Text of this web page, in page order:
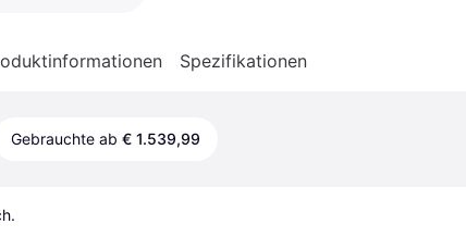
Spezifikationen
Gebrauchte ab € 1.539,99